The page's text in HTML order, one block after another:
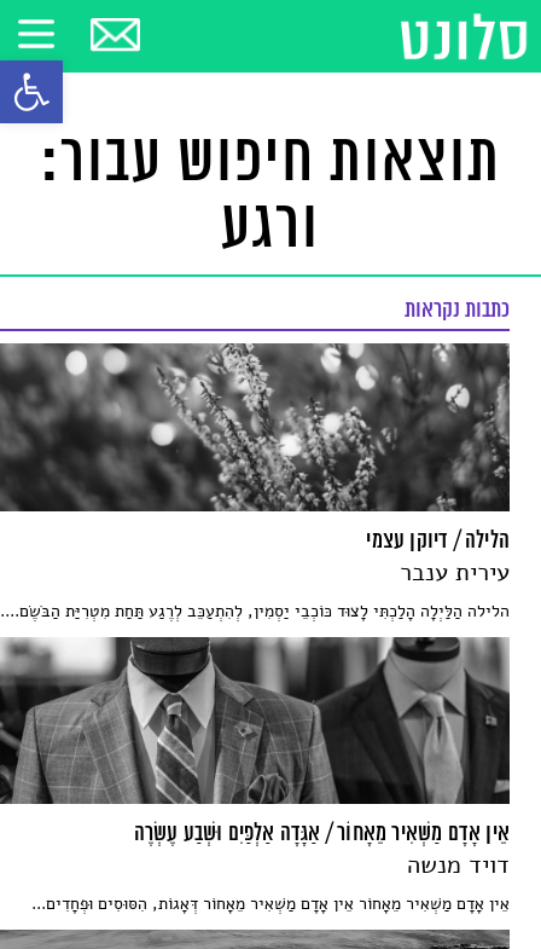
פתח
תוצאות חיפוש עבור:
ורגע
כתבות נקראות
הלילה / דיוקן עצמי
עירית ענבר
הלילה הַלַּיְלָה הָלַכְתִּי לָצוּד כּוֹכְבֵי יַסְמִין, לְהִתְעַכֵּב לְרֶגַע תַּחַת מִטְרִיַּת הַבֹּשֶׂם....
אֵין אָדָם מַשְׁאִיר מֵאָחוֹר / אַגָּדָה אַלְפַּיִם וּשְׁבַע עֶשְׂרֶה
דויד מנשה
אֵין אָדָם מַשְׁאִיר מֵאָחוֹר אֵין אָדָם מַשְׁאִיר מֵאָחוֹר דְּאָגוֹת, הִסּוּסִים וּפְחָדִים...